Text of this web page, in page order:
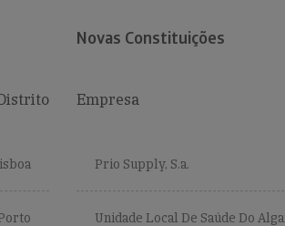
Novas Constituições
Empresa
Prio Supply, S.a.
Unidade Local De Saúde Do